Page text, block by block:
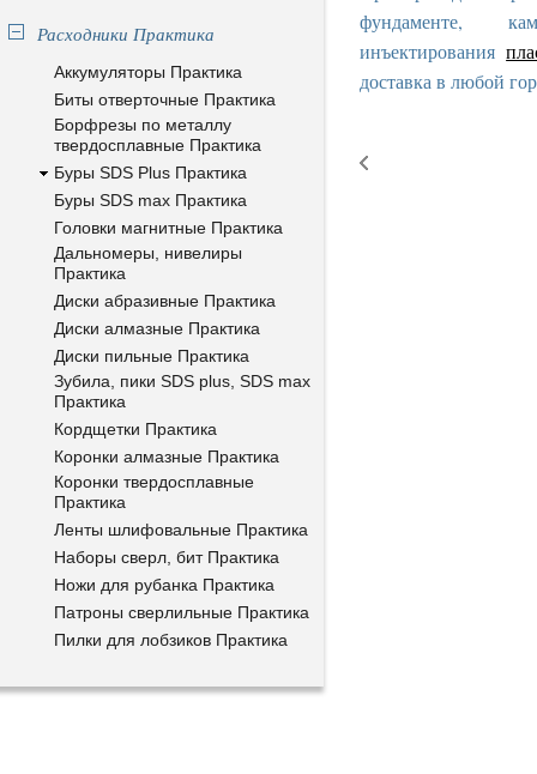
Расходники Практика
Аккумуляторы Практика
Биты отверточные Практика
Борфрезы по металлу
твердосплавные Практика
Буры SDS Plus Практика
Буры SDS max Практика
Головки магнитные Практика
Дальномеры, нивелиры
Практика
Диски абразивные Практика
Диски алмазные Практика
Диски пильные Практика
Зубила, пики SDS plus, SDS max
Практика
Кордщетки Практика
Коронки алмазные Практика
Коронки твердосплавные
Практика
Ленты шлифовальные Практика
Наборы сверл, бит Практика
Ножи для рубанка Практика
Патроны сверлильные Практика
Пилки для лобзиков Практика
фундаменте,
инъектирования
доставка в любой